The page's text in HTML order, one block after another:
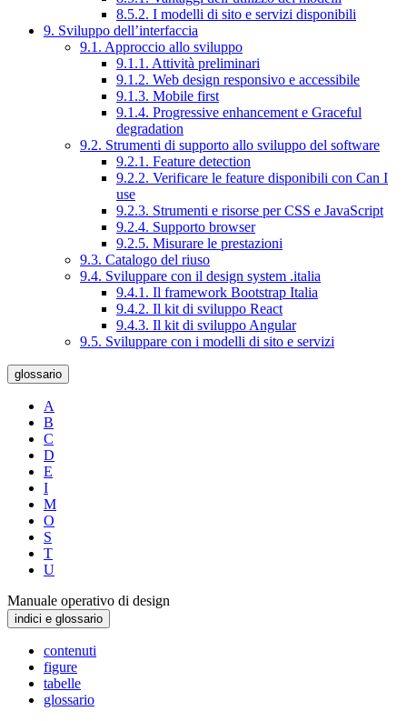
8.5.2. I modelli di sito e servizi disponibili
9. Sviluppo dell’interfaccia
9.1. Approccio allo sviluppo
9.1.1. Attività preliminari
9.1.2. Web design responsivo e accessibile
9.1.3. Mobile first
9.1.4. Progressive enhancement e Graceful
degradation
9.2. Strumenti di supporto allo sviluppo del software
9.2.1. Feature detection
9.2.2. Verificare le feature disponibili con Can I
use
9.2.3. Strumenti e risorse per CSS e JavaScript
9.2.4. Supporto browser
9.2.5. Misurare le prestazioni
9.3. Catalogo del riuso
9.4. Sviluppare con il design system .italia
9.4.1. Il framework Bootstrap Italia
9.4.2. Il kit di sviluppo React
9.4.3. Il kit di sviluppo Angular
9.5. Sviluppare con i modelli di sito e servizi
glossario
A
B
C
D
E
I
M
O
S
T
U
Manuale operativo di design
indici e glossario
contenuti
figure
tabelle
glossario